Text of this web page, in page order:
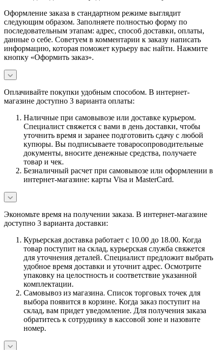
Оформление заказа в стандартном режиме выглядит
следующим образом. Заполняете полностью форму по
последовательным этапам: адрес, способ доставки, оплаты,
данные о себе. Советуем в комментарии к заказу написать
информацию, которая поможет курьеру вас найти. Нажмите
кнопку «Оформить заказ».
Оплачивайте покупки удобным способом. В интернет-
магазине доступно 3 варианта оплаты:
Наличные при самовывозе или доставке курьером.
Специалист свяжется с вами в день доставки, чтобы
уточнить время и заранее подготовить сдачу с любой
купюры. Вы подписываете товаросопроводительные
документы, вносите денежные средства, получаете
товар и чек.
Безналичный расчет при самовывозе или оформлении в
интернет-магазине: карты Visa и MasterCard.
Экономьте время на получении заказа. В интернет-магазине
доступно 3 варианта доставки:
Курьерская доставка работает с 10.00 до 18.00. Когда
товар поступит на склад, курьерская служба свяжется
для уточнения деталей. Специалист предложит выбрать
удобное время доставки и уточнит адрес. Осмотрите
упаковку на целостность и соответствие указанной
комплектации.
Самовывоз из магазина. Список торговых точек для
выбора появится в корзине. Когда заказ поступит на
склад, вам придет уведомление. Для получения заказа
обратитесь к сотруднику в кассовой зоне и назовите
номер.